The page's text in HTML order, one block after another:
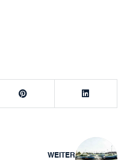
WEITER